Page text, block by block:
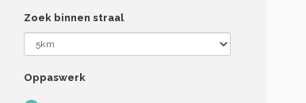
Zoek binnen straal
Oppaswerk